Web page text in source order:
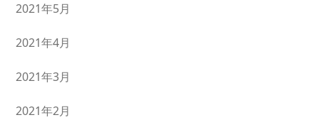
2021年5月
2021年4月
2021年3月
2021年2月